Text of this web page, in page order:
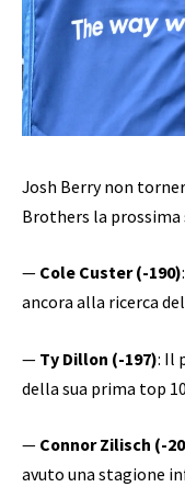
Josh Berry non
Brothers la prossima
— Cole Custer (-190)
ancora alla ricerca
— Ty Dillon (-197): Il
della sua prima top
— Connor Zilisch (-
avuto una stagione